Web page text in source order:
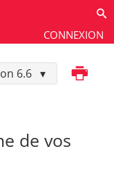
CONNEXION
6.6Imprimer
de vos